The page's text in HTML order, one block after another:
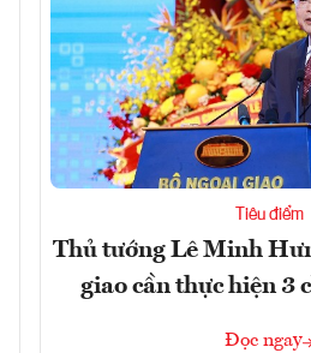
Tiêu điểm
Thủ tướng Lê Minh
giao cần thực hiện 3
Đọc ngay